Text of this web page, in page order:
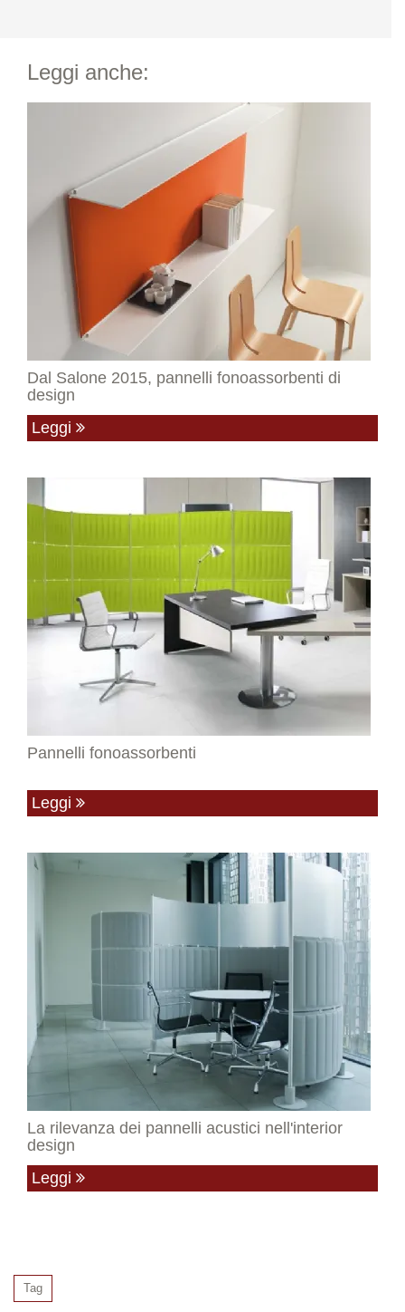
Leggi anche:
Dal Salone 2015, pannelli fonoassorbenti di
design
Leggi
Pannelli fonoassorbenti
Leggi
La rilevanza dei pannelli acustici nell'interior
design
Leggi
Tag